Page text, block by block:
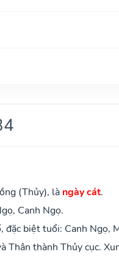
(Thủy), là ngày cát.
Canh Ngọ.
đặc biệt tuổi: Canh Ngọ,
Thân thành Thủy cục.